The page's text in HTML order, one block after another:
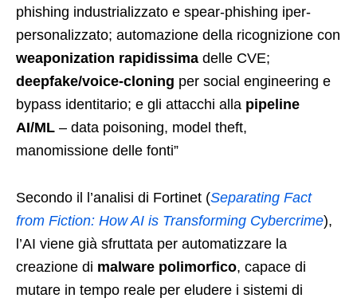
phishing industrializzato e spear-phishing iper-
personalizzato; automazione della ricognizione con
weaponization rapidissima delle CVE;
deepfake/voice-cloning per social engineering e
bypass identitario; e gli attacchi alla pipeline
AI/ML – data poisoning, model theft,
manomissione delle fonti”
Secondo il l’analisi di Fortinet (Separating Fact
from Fiction: How AI is Transforming Cybercrime),
l’AI viene già sfruttata per automatizzare la
creazione di malware polimorfico, capace di
mutare in tempo reale per eludere i sistemi di